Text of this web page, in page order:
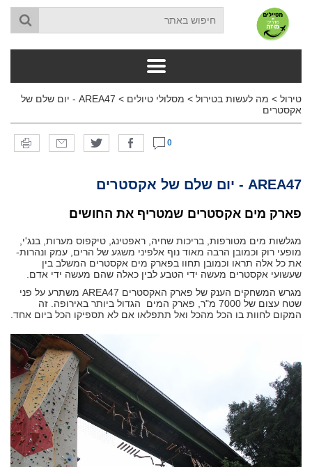
טירול > מה לעשות בטירול > מסלולי טיולים >
AREA47 - יום שלם של
אקסטרים
0
AREA47 - יום שלם של אקסטרים
פארק מים אקסטרים שמטריף את החושים
מגלשות מים מטורפות, בריכות שחיה, ראפטינג, טיקפוס מערות, בנג'י,
מופעי רוק וכמובן הרבה מאוד נוף אלפיני משגע של הרים, עמק ונהרות-
את כל אלה תראו וכמובן תחוו בפארק מים אקסטרים המשלב בין
שעשועי אקסטרים מעשה ידי הטבע לבין כאלה שהם מעשה ידי אדם.
מגרש המשחקים הענק של פארק האקסטרים AREA47 משתרע על פני
שטח עצום של 7000 מ"ר, פארק המים הגדול ביותר באירופה. זה
המקום לחוות בו הכל מהכל ואל תתפלאו אם לא תספיקו הכל ביום אחד.